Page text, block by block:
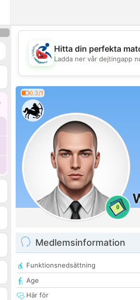
💖
Hitta din perfekta
Ladda ner vår dejtingapp
0.3/1
0
Medlemsinformation
Funktionsnedsättning
Age
Här för